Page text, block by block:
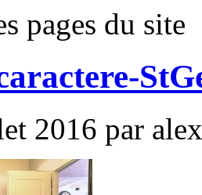
pages du site
2016 par